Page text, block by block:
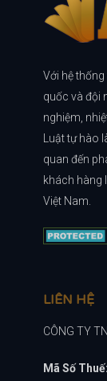
Với hệ
quốc và đội
nghiệm,
Luật tự hào
quan đến
khách hàng
Việt Nam.
LIÊN HỆ
CÔNG TY
Mã Số Thuế: